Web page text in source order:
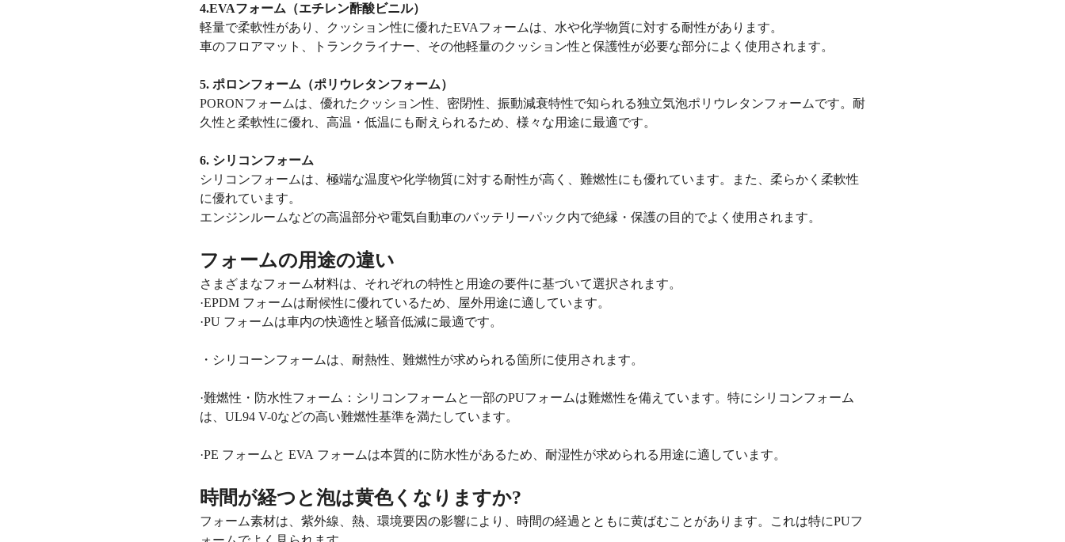
4.EVAフォーム（エチレン酢酸ビニル）
軽量で柔軟性があり、クッション性に優れたEVAフォームは、水や化学物質に対する耐性があります。
車のフロアマット、トランクライナー、その他軽量のクッション性と保護性が必要な部分によく使用されます。
5. ポロンフォーム（ポリウレタンフォーム）
PORONフォームは、優れたクッション性、密閉性、振動減衰特性で知られる独立気泡ポリウレタンフォームです。耐
久性と柔軟性に優れ、高温・低温にも耐えられるため、様々な用途に最適です。
6. シリコンフォーム
シリコンフォームは、極端な温度や化学物質に対する耐性が高く、難燃性にも優れています。また、柔らかく柔軟性
に優れています。
エンジンルームなどの高温部分や電気自動車のバッテリーパック内で絶縁・保護の目的でよく使用されます。
フォームの用途の違い
さまざまなフォーム材料は、それぞれの特性と用途の要件に基づいて選択されます。
·EPDM フォームは耐候性に優れているため、屋外用途に適しています。
·PU フォームは車内の快適性と騒音低減に最適です。
・シリコーンフォームは、耐熱性、難燃性が求められる箇所に使用されます。
·難燃性・防水性フォーム：シリコンフォームと一部のPUフォームは難燃性を備えています。特にシリコンフォーム
は、UL94 V-0などの高い難燃性基準を満たしています。
·PE フォームと EVA フォームは本質的に防水性があるため、耐湿性が求められる用途に適しています。
時間が経つと泡は黄色くなりますか?
フォーム素材は、紫外線、熱、環境要因の影響により、時間の経過とともに黄ばむことがあります。これは特にPUフ